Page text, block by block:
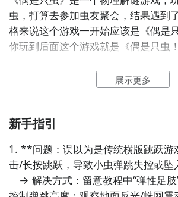
虫，打算去参加虫友聚会，结果遇
格来说这个游戏一开始应该是《偶是
你玩到后面这个游戏就是《偶是只虫！
2、偶是只虫图片欣赏：
展示更多
新手指引
1. **问题：误以为是传统横版跳跃游
击/长按跳跃，导致小虫弹跳失控或
→ 解决方式：留意教程中“弹性足肢